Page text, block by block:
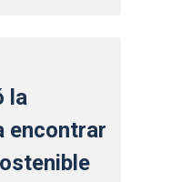
la
encontrar